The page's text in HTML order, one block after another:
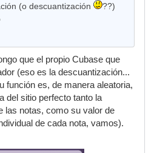
(o descuantización
??)
que el propio Cubase que
(eso es la descuantización...
función es, de manera aleatoria,
del sitio perfecto tanto la
las notas, como su valor de
de cada nota, vamos).